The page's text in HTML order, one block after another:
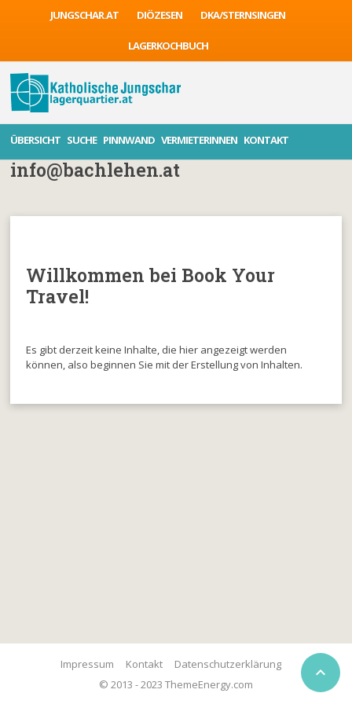
JUNGSCHAR.AT DIÖZESEN DKA/STERNSINGEN
LAGERKOCHBUCH
ÜBERSICHT SUCHE PINNWAND VERMIETERINNEN KONTAKT
info@bachlehen.at
Willkommen bei Book Your
Travel!
Es gibt derzeit keine Inhalte, die hier angezeigt werden
können, also beginnen Sie mit der Erstellung von Inhalten.

© 2013 - 2023 ThemeEnergy.com
Impressum Kontakt Datenschutzerklärung